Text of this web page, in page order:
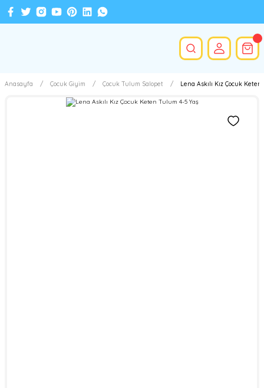
Anasayfa Çocuk Giyim Çocuk Tulum Salopet Lena Askılı Kız Çocuk